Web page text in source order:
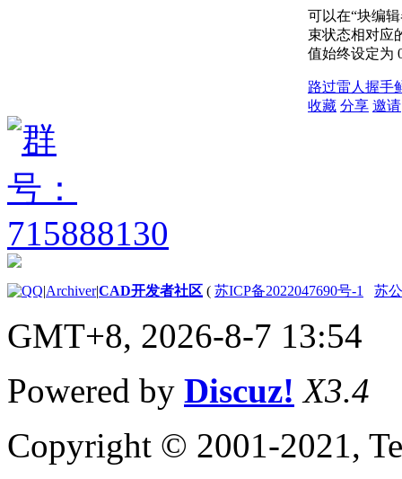
可以在“块编
束状态相对应
值始终设定为
路过雷人 握手
收藏 分享 邀请
|Archiver|CAD开发者社区 ( 苏ICP备2022047690号-1 苏
GMT+8, 2026-8-7 13:54
Powered by Discuz! X3.4
Copyright © 2001-2021,